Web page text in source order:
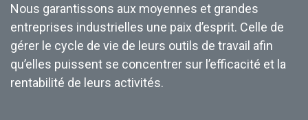
Nous garantissons aux moyennes et grandes
entreprises industrielles une paix d’esprit. Celle de
gérer le cycle de vie de leurs outils de travail afin
qu’elles puissent se concentrer sur l’efficacité et la
rentabilité de leurs activités.